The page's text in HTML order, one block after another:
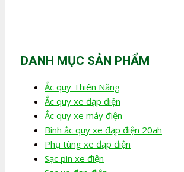
DANH MỤC SẢN PHẨM
Ắc quy Thiên Năng
Ắc quy xe đạp điện
Ắc quy xe máy điện
Bình ắc quy xe đạp điện 20ah
Phụ tùng xe đạp điện
Sạc pin xe điện